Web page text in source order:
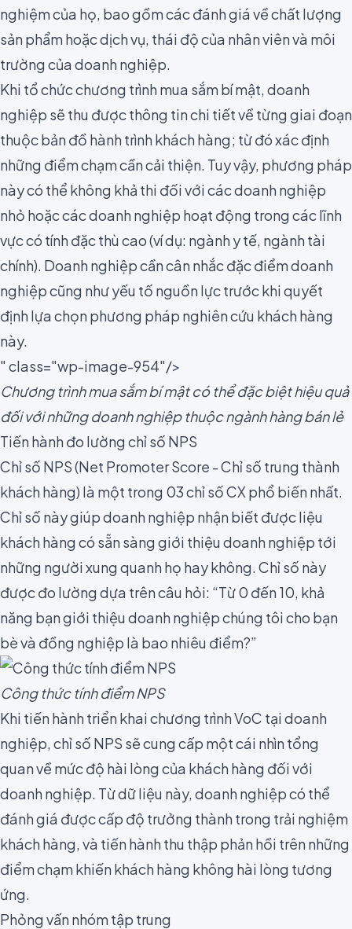
nghiệm của họ, bao gồm các đánh giá về chất lượng
sản phẩm hoặc dịch vụ, thái độ của nhân viên và môi
trường của doanh nghiệp.
Khi tổ chức chương trình mua sắm bí mật, doanh
nghiệp sẽ thu được thông tin chi tiết về từng giai đoạn
thuộcbản đồ hành trình khách hàng; từ đó xác định
những điểm chạm cần cải thiện. Tuy vậy, phương pháp
này có thể không khả thi đối với các doanh nghiệp
nhỏ hoặc các doanh nghiệp hoạt động trong các lĩnh
vực có tính đặc thù cao (ví dụ: ngành y tế, ngành tài
chính). Doanh nghiệp cần cân nhắc đặc điểm doanh
nghiệp cũng như yếu tố nguồn lực trước khi quyết
định lựa chọn phương pháp nghiên cứu khách hàng
này.
" class="wp-image-954"/>
Chương trình mua sắm bí mật có thể đặc biệt hiệu quả
đối với những doanh nghiệp thuộc ngành hàng bán lẻ
Tiến hành đo lường chỉ số NPS
Chỉ số NPS(Net Promoter Score - Chỉ số trung thành
khách hàng) là một trong 03 chỉ số CXphổ biến nhất.
Chỉ số này giúp doanh nghiệp nhận biết được liệu
khách hàng có sẵn sàng giới thiệu doanh nghiệp tới
những người xung quanh họ hay không. Chỉ số này
được đo lường dựa trên câu hỏi: “Từ 0 đến 10, khả
năng bạn giới thiệu doanh nghiệp chúng tôi cho bạn
bè và đồng nghiệp là bao nhiêu điểm?”
Công thức tính điểm NPS
Khi tiến hành triển khai chương trình VoC tại doanh
nghiệp, chỉ số NPS sẽ cung cấp một cái nhìn tổng
quan về mức độ hài lòng của khách hàng đối với
doanh nghiệp. Từ dữ liệu này, doanh nghiệp có thể
đánh giá đượccấp độ trưởng thànhtrong trải nghiệm
khách hàng, và tiến hành thu thập phản hồi trên những
điểm chạm khiến khách hàng không hài lòng tương
ứng.
Phỏng vấn nhóm tập trung